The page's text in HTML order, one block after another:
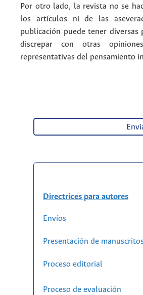
Por otro lado, la revista no se
los artículos ni de las
publicación puede tener diversas
discrepar con otras
representativas del pensamiento
Directrices para autores
Envíos
Presentación de
Proceso editorial
Proceso de evaluación